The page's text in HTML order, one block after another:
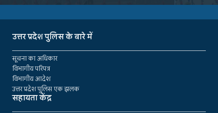
उत्तर प्रदेश पुलिस के बारे में
सूचना का अधिकार
विभागीय परिपत्र
विभागीय आदेश
उत्तर प्रदेश पुलिस एक झलक
सहायता केंद्र